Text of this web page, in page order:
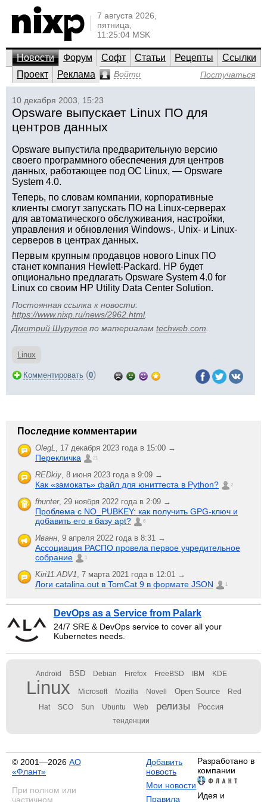
7 августа 2026,
пятница,
11:25:04 MSK
Новости Форум Софт Статьи Рецепты
Ссылки
Проект
Реклама Войти Постучаться
10 декабря 2003, 15:23
Opsware выпускает Linux ПО для
центров данных
Opsware выпустила предварительную версию
своего программного обеспечения для центров
данных, работающее под ОС Linux, — Opsware
System 4.0.
Теперь, по словам компании, корпоративные
клиенты смогут запускать ПО на Linux-серверах
для автоматического обслуживания, настройки,
управления и обновления Windows-, Unix- и Linux-
серверов в центрах данных.
Первым крупным продавцов нового Linux ПО
станет компания Hewlett-Packard. HP будет
опционально предлагать Opsware System 4.0 for
Linux со своим HP Utility Data Center Solution.
Постоянная ссылка к новости:
https://www.nixp.ru/news/2962.html.
Дмитрий Шурупов по материалам techweb.com
Linux
Комментировать (0)
Последние комментарии
OlegL, 17 декабря 2023 года в 15:00 →
Перекличка 21
REDkiy, 8 июня 2023 года в 9:09 →
Как «замокать» файл для юниттеста в Python? 2
fhunter, 29 ноября 2022 года в 2:09 →
Проблема с NO_PUBKEY: как получить GPG-ключ и
добавить его в базу apt?
6
Иванн, 9 апреля 2022 года в 8:31 →
Ассоциация РАСПО провела первое учредительное
собрание
1
Kiri11.ADV1, 7 марта 2021 года в 12:01 →
Логи catalina.out в TomCat 9 в формате JSON 1
DevOps as a Service from Palark
24/7 SRE & DevOps service to cover all your
Kubernetes needs.
Android BSD Debian Firefox FreeBSD IBM KDE
Linux Microsoft Mozilla Novell Open Source Red
Hat SCO Sun Ubuntu Web релизы Россия
тенденции
© 2001—2026 АО
«Флант»
При полном или
частичном
Добавить
новость
Мои новости
Правила
Разработано в
компании
Идея и